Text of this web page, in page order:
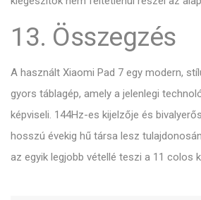
13. Összegzés
A használt Xiaomi Pad 7 egy modern,
gyors táblagép, amely a jelenlegi
képviseli. 144Hz-es kijelzője és
hosszú évekig hű társa lesz
az egyik legjobb vétellé teszi a 11 colos